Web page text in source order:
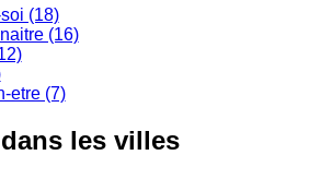
(18)
(16)
etre (7)
les villes